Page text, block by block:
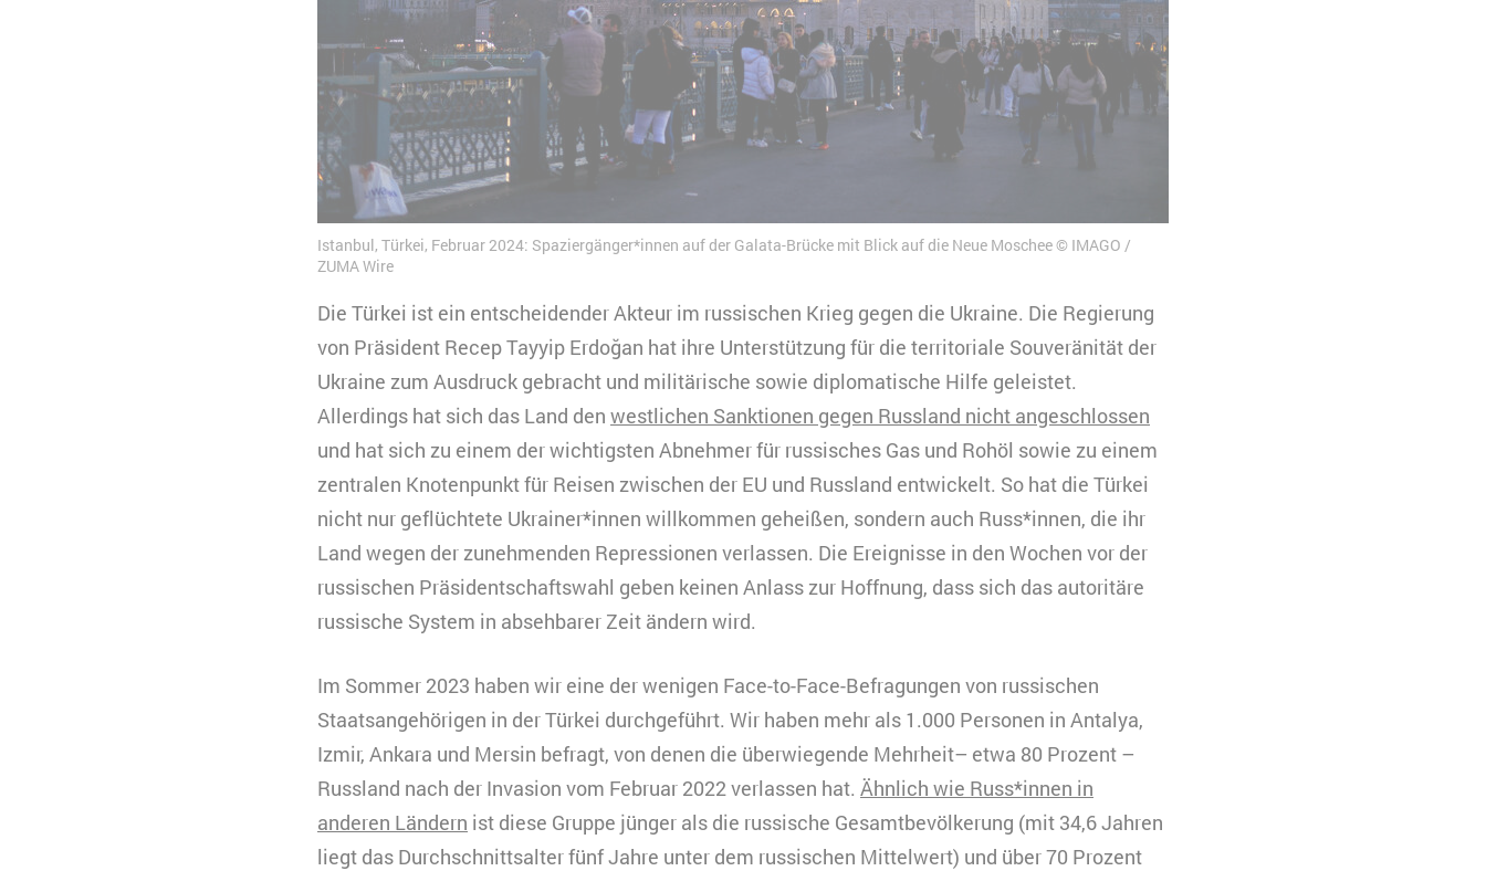
Istanbul, Türkei, Februar 2024: Spaziergänger*innen auf der Galata-Brücke mit Blick auf die Neue Moschee © IMAGO /
ZUMA Wire
Die Türkei ist ein entscheidender Akteur im russischen Krieg gegen die Ukraine. Die Regierung
von Präsident Recep Tayyip Erdoğan hat ihre Unterstützung für die territoriale Souveränität der
Ukraine zum Ausdruck gebracht und militärische sowie diplomatische Hilfe geleistet.
Allerdings hat sich das Land den westlichen Sanktionen gegen Russland nicht angeschlossen
und hat sich zu einem der wichtigsten Abnehmer für russisches Gas und Rohöl sowie zu einem
zentralen Knotenpunkt für Reisen zwischen der EU und Russland entwickelt. So hat die Türkei
nicht nur geflüchtete Ukrainer*innen willkommen geheißen, sondern auch Russ*innen, die ihr
Land wegen der zunehmenden Repressionen verlassen. Die Ereignisse in den Wochen vor der
russischen Präsidentschaftswahl geben keinen Anlass zur Hoffnung, dass sich das autoritäre
russische System in absehbarer Zeit ändern wird.
Im Sommer 2023 haben wir eine der wenigen Face-to-Face-Befragungen von russischen
Staatsangehörigen in der Türkei durchgeführt. Wir haben mehr als 1.000 Personen in Antalya,
Izmir, Ankara und Mersin befragt, von denen die überwiegende Mehrheit– etwa 80 Prozent –
Russland nach der Invasion vom Februar 2022 verlassen hat. Ähnlich wie Russ*innen in
anderen Ländern ist diese Gruppe jünger als die russische Gesamtbevölkerung (mit 34,6 Jahren
liegt das Durchschnittsalter fünf Jahre unter dem russischen Mittelwert) und über 70 Prozent